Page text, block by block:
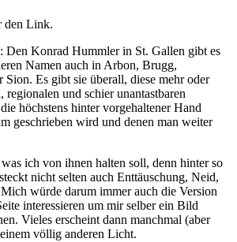
den Link.
Den Konrad Hummler in St. Gallen gibt es
Namen auch in Arbon, Brugg,
Sion. Es gibt sie überall, diese mehr oder
regionalen und schier unantastbaren
höchstens hinter vorgehaltener Hand
geschrieben wird und denen man weiter
ich von ihnen halten soll, denn hinter so
nicht selten auch Enttäuschung, Neid,
würde darum immer auch die Version
interessieren um mir selber ein Bild
Vieles erscheint dann manchmal (aber
völlig anderen Licht.